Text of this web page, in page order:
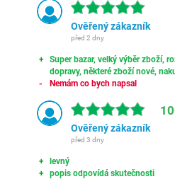
Ověřený zákazník
před 2 dny
Super bazar, velký výběr zboží,
dopravy, některé zboží nové,
Nemám co bych napsal
Ověřený zákazník
před 3 dny
levný
popis odpovídá skutečnosti